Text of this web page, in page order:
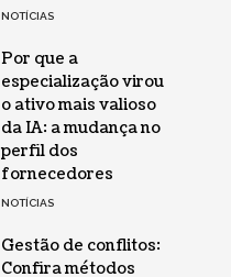
NOTÍCIAS
Por que a
especialização virou
o ativo mais valioso
da IA: a mudança no
perfil dos
fornecedores
NOTÍCIAS
Gestão de conflitos:
Confira métodos